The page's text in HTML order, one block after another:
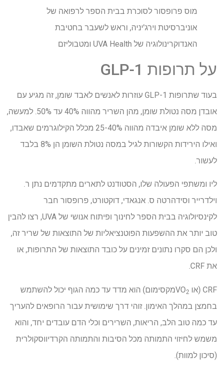
מוס פרופסור לסוכרת בבית הספר לרפואה של
אוניברסיטת וירג'יניה, וראש לשעבר בחטיבת
האנדוקרינולוגיה של UVA Health ומטבוליזם
על תרופות GLP-1
בעוד שתרופות GLP-1 עוזרות לאנשים לאבד שומן, זה מגיע עם
אובדן מסה נטולת שומן, מהן השריר מהווה 40% עד 50%. למעשה,
מסה ללא שומן איבדה מהווה 25-40% מכלל הקילוגרמים שאבדו,
ואילו הירידות הקשורות לגיל במסה נטולת השומן הן 8% בלבד
לעשור.
ליו ומשתפי הפעולה שלו, הסטודנט לתארים מתקדמים נתן ר.
וילדרייר וסידהרטה ס. אנגאדי, דוקטורט, פרופסור חבר
לקינסיולוגיה בבית הספר לחינוך ופיתוח אנושי של UVA, רצו להבין
טוב יותר את ההשפעות הפוטנציאליות של התוצאות של שריר זה,
ולכן הם סקרו נתונים זמינים על כובד התוצאות של התרופות, או
את CRF.
CRF (או VO 2
מקסימום) הוא מדד עד כמה הגוף יכול להשתמש
בחמצן במהלך האימון. זוהי דרך שימושית עבור הרופאים להעריך
עד כמה טוב הלב, הריאות, השרירים וכלי הדם עובדים יחד, והוא
משמש לחיזוי התמותה מכל הסיבות והתמותה הקרדיווסקולרית
(סיכון למוות).